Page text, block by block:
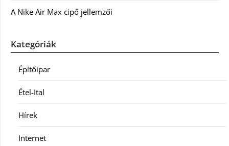
A Nike Air Max cipő jellemzői
Kategóriák
Építőipar
Étel-Ital
Hírek
Internet